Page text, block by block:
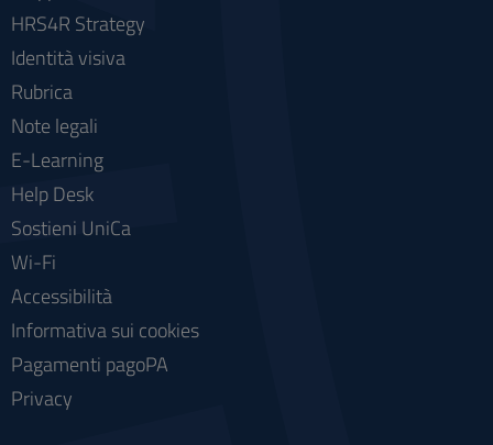
HRS4R Strategy
Identità visiva
Rubrica
Note legali
E-Learning
Help Desk
Sostieni UniCa
Wi-Fi
Accessibilità
Informativa sui cookies
Pagamenti pagoPA
Privacy